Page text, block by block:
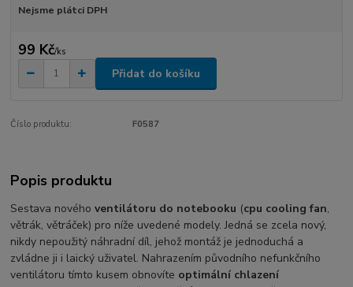
Nejsme plátci DPH
99 Kč/ks
Přidat do košíku
Číslo produktu: F0587
Popis produktu
Sestava novéhoventilátoru do notebooku (cpu cooling fan,
větrák, větráček) pro níže uvedené modely. Jedná se zcela nový,
nikdy nepoužitý náhradní díl, jehož montáž je jednoduchá a
zvládne ji i laický uživatel. Nahrazením původního nefunkčního
ventilátoru tímto kusem obnovíte optimální chlazení